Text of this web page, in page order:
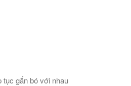
tục gắn bó với nhau